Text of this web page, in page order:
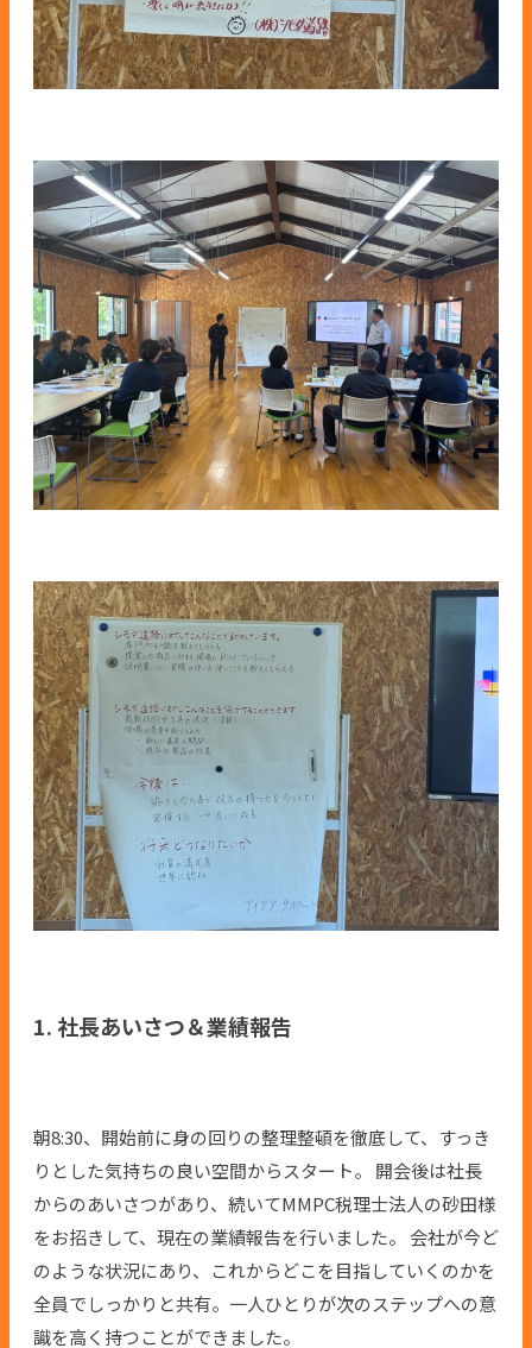
1. 社長あいさつ＆業績報告
朝8:30、開始前に身の回りの整理整頓を徹底して、すっき
りとした気持ちの良い空間からスタート。 開会後は社長
からのあいさつがあり、続いてMMPC税理士法人の砂田様
をお招きして、現在の業績報告を行いました。 会社が今ど
のような状況にあり、これからどこを目指していくのかを
全員でしっかりと共有。一人ひとりが次のステップへの意
識を高く持つことができました。